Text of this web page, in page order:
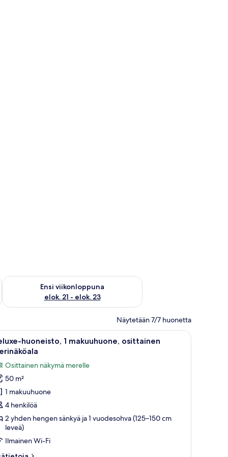
14 - elok. 16
Ensi viikonloppuna
elok. 21 - elok. 23
Tarkista ensi viikonlopun saatavuus elok. 21 - elok. 23
Näytetään 7/7 huonetta
yöpöytää, peili ja kaksi seinälle asennettua lamppua.Moderni hotellihuone, jossa on suuri sänky,
7
huoneisto, 1 makuuhuone, osittainen
Osittainen näkymä merelle
50 m²
1 makuuhuone
4 henkilöä
2 yhden hengen sänkyä ja 1 vuodesohva (125–150 cm
leveä)
Ilmainen Wi-Fi